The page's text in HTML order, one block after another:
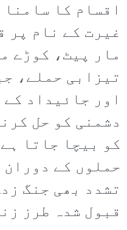
اقسام کا
غیرت کے نام پر
مار پیٹ، کوڑے
تیزابی حملے،
اور جائیداد
دشمنی کو حل
کو بیچا جاتا
حملوں کے دوران
تشدد بھی جنگ
قبول شدہ طرز